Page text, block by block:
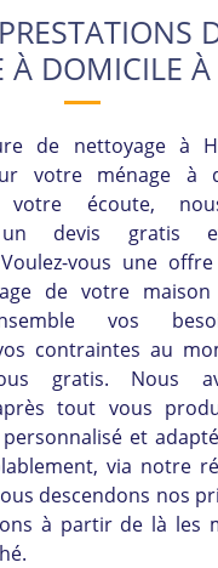
À DOMICILE
de nettoyage à
votre ménage à
écoute,
un devis gratis
vous une
de votre maison
vos
contraintes au
gratis. Nous
tout vous
et
via notre
descendons nos
à partir de là les